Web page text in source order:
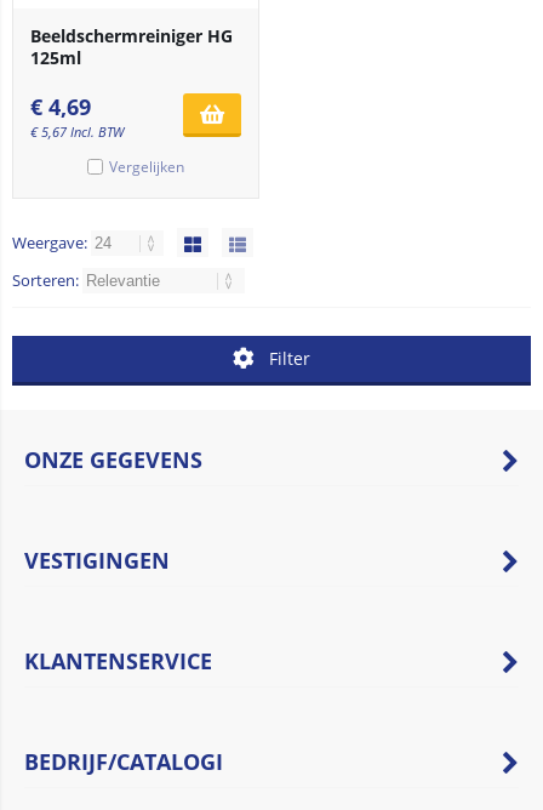
Beeldschermreiniger HG
125ml
€ 4,69
€5,67 Incl. BTW
Vergelijken
Weergave:
Sorteren:
Filter
ONZE GEGEVENS
VESTIGINGEN
KLANTENSERVICE
BEDRIJF/CATALOGI